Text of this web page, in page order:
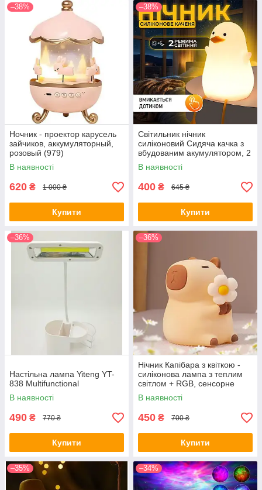
–38%
Ночник - проектор карусель
зайчиков, аккумуляторный,
розовый (979)
В наявності
620 ₴ 1 000 ₴
Купити
–38%
Світильник нічник
силіконовий Сидяча качка з
вбудованим акумулятором, 2
режими свічення та таймер
(00-0001278)
В наявності
400 ₴ 645 ₴
Купити
–36%
Настільна лампа Yiteng YT-
838 Multifunctional
В наявності
490 ₴ 770 ₴
Купити
–36%
Нічник Капібара з квіткою -
силіконова лампа з теплим
світлом + RGB, сенсорне
керування, акумулятор USB
В наявності
450 ₴ 700 ₴
Купити
–35% –34%